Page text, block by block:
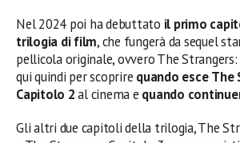
Nel 2024 poi ha debuttato il primo
trilogia di film, che fungerà da sequel
pellicola originale, ovvero The
qui quindi per scoprire quando esce The
Capitolo 2al cinema e quando
Gli altri due capitoli della trilogia, The